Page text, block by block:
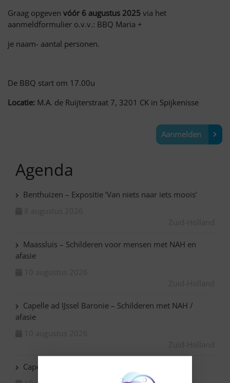
Graag opgeven vóór 6 augustus 2025 via het
aanmeldformulier o.v.v.: BBQ Maria +
je naam- aantal personen.
De BBQ start om 17.00u
Locatie: M.A. de Ruijterstraat 7, 3201 CK in Spijkenisse
Aanmelden
Agenda
Benthuizen – Expositie ‘Van niets naar iets moois’
Maassluis – Schilderen voor mensen met NAH en
afasie
Capelle ad IJssel Baronie – Schilderen met NAH /
afasie
Capelle ad IJssel Beemsterhoek – Klaverjassen